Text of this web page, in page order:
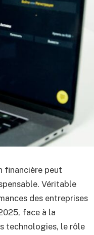
financière peut
Véritable
des entreprises
face à la
technologies, le rôle